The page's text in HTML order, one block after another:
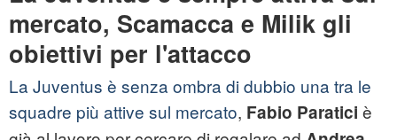
mercato, Scamacca e Milik gli
obiettivi per l'attacco
La Juventus è senza ombra di dubbio una tra le
squadre più attive sul mercato, Fabio Paratici è